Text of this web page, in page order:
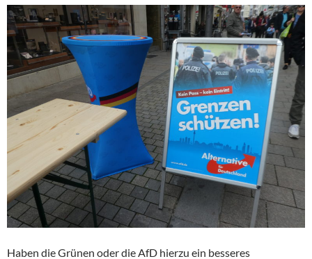
Haben die Grünen oder die AfD hierzu ein besseres